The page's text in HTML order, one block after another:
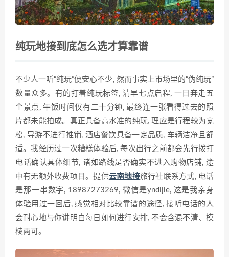
纯玩地接到底怎么选才算靠谱
不少人一听“纯玩”便安心不少, 然而事实上市场里的“伪纯玩”
数量众多。有的打着纯玩标签, 清早七点启程, 一日奔走五
个景点, 午饭时间仅有二十分钟, 最终连一张看得过去的照
片都未能拍成。真正具备高水准的纯玩, 理应是行程较为宽
松, 导游不进行推销, 酒店餐饮具备一定品质, 车辆洁净且舒
适。我经历过一次糟糕体验后, 每次出行之前都会先行拨打
电话确认具体细节, 诸如路线是否确实不进入购物店铺, 途
中有无额外收费项目。提供云南地接旅行社联系方式, 电话
是那一串数字, 18987273269, 微信是yndijie, 这是我亲身
体验用过一回后, 感觉相对比较靠谱的途径, 接听电话的人
会耐心地与你讲明白每日如何进行安排, 不会含混不清、模
棱两可。